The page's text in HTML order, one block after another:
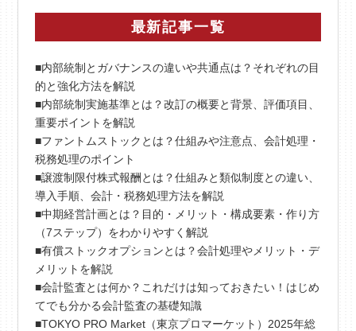
最新記事一覧
■内部統制とガバナンスの違いや共通点は？それぞれの目
的と強化方法を解説
■内部統制実施基準とは？改訂の概要と背景、評価項目、
重要ポイントを解説
■ファントムストックとは？仕組みや注意点、会計処理・
税務処理のポイント
■譲渡制限付株式報酬とは？仕組みと類似制度との違い、
導入手順、会計・税務処理方法を解説
■中期経営計画とは？目的・メリット・構成要素・作り方
（7ステップ）をわかりやすく解説
■有償ストックオプションとは？会計処理やメリット・デ
メリットを解説
■会計監査とは何か？これだけは知っておきたい！はじめ
てでも分かる会計監査の基礎知識
■TOKYO PRO Market（東京プロマーケット）2025年総